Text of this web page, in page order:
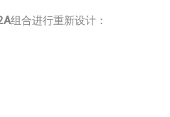
组合进行重新设计：